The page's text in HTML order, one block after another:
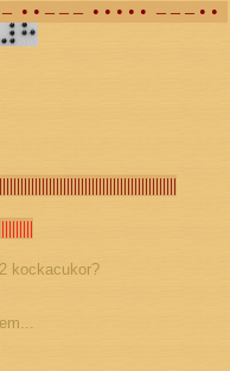
• • – – – • • • • • – – – • •
kockacukor?